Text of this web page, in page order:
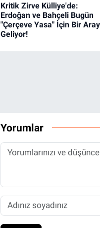
Kritik Zirve Külliye'de:
Erdoğan ve Bahçeli Bugün
"Çerçeve Yasa" İçin Bir
Geliyor!
Yorumlar